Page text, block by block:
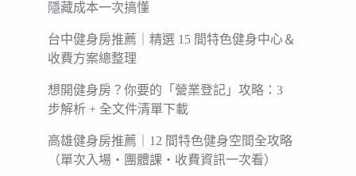
隱藏成本一次搞懂
台中健身房推薦｜精選 15 間特色健身中心＆
收費方案總整理
想開健身房？你要的「營業登記」攻略：3
步解析 + 全文件清單下載
高雄健身房推薦｜12 間特色健身空間全攻略
（單次入場・團體課・收費資訊一次看）